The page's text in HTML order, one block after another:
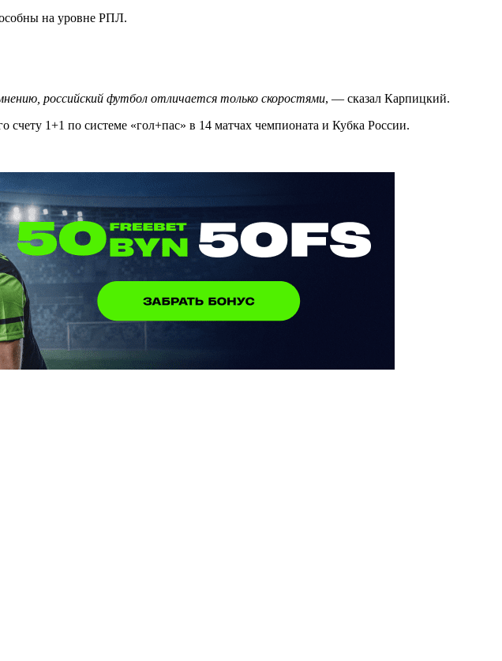
на уровне РПЛ.
российский футбол отличается только скоростями, — сказал Карпицкий.
1+1 по системе «гол+пас» в 14 матчах чемпионата и Кубка России.